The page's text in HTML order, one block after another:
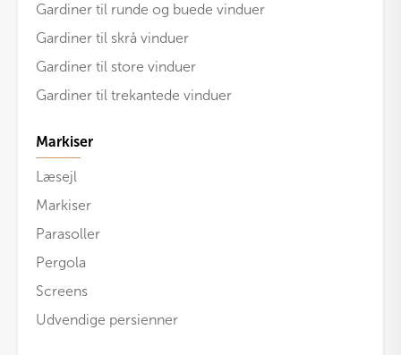
Gardiner til runde og buede vinduer
Gardiner til skrå vinduer
Gardiner til store vinduer
Gardiner til trekantede vinduer
Markiser
Læsejl
Markiser
Parasoller
Pergola
Screens
Udvendige persienner